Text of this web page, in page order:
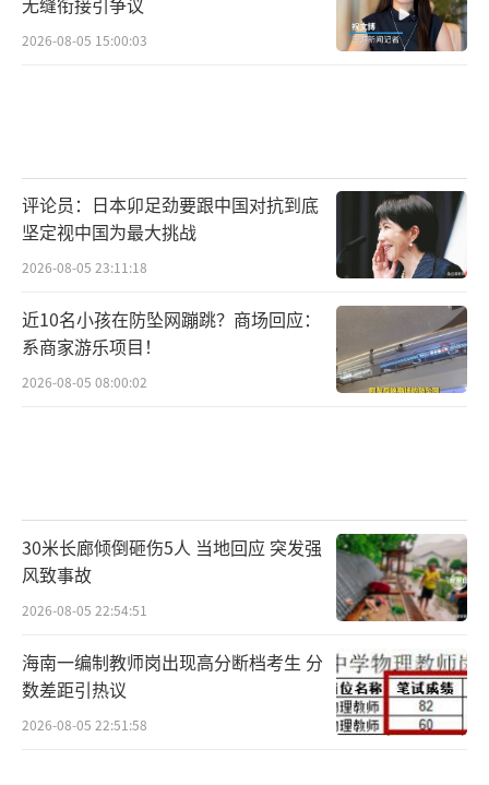
2026-08-05 15:00:03
评论员：日本卯足劲要跟中国对抗到底
坚定视中国为最大挑战
2026-08-05 23:11:18
近10名小孩在防坠网蹦跳？商场回应：
系商家游乐项目！
2026-08-05 08:00:02
30米长廊倾倒砸伤5人 当地回应 突发强
风致事故
2026-08-05 22:54:51
海南一编制教师岗出现高分断档考生 分
数差距引热议
2026-08-05 22:51:58